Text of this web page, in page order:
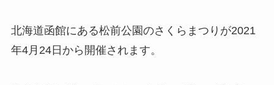
北海道函館にある松前公園のさくらまつりが2021
年4月24日から開催されます。